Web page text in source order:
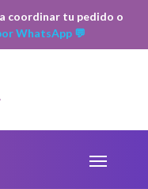
coordinar tu pedido o
WhatsApp 💬